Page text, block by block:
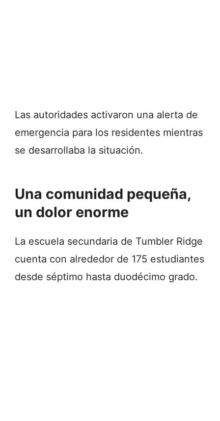
Las autoridades activaron una alerta de
emergencia para los residentes mientras
se desarrollaba la situación.
Una comunidad pequeña,
un dolor enorme
La escuela secundaria de Tumbler Ridge
cuenta con alrededor de 175 estudiantes
desde séptimo hasta duodécimo grado.